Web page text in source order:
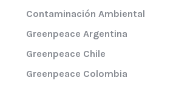
Contaminación Ambiental
Greenpeace Argentina
Greenpeace Chile
Greenpeace Colombia